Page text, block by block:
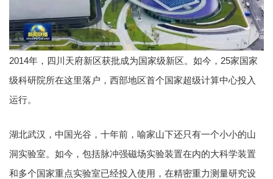
2014年，四川天府新区获批成为国家级新区。如今，25家国家
级科研院所在这里落户，西部地区首个国家超级计算中心投入
运行。
湖北武汉，中国光谷，十年前，喻家山下还只有一个小小的山
洞实验室。如今，包括脉冲强磁场实验装置在内的大科学装置
和多个国家重点实验室已经投入使用，在精密重力测量研究设